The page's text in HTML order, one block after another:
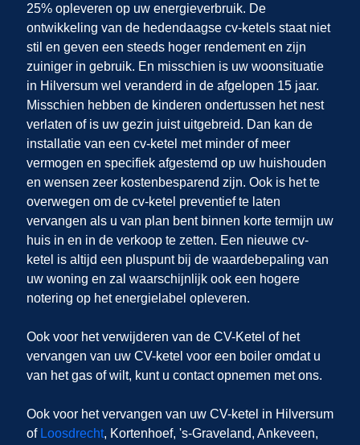
25% opleveren op uw energieverbruik. De
ontwikkeling van de hedendaagse cv-ketels staat niet
stil en geven een steeds hoger rendement en zijn
zuiniger in gebruik. En misschien is uw woonsituatie
in Hilversum wel veranderd in de afgelopen 15 jaar.
Misschien hebben de kinderen ondertussen het nest
verlaten of is uw gezin juist uitgebreid. Dan kan de
installatie van een cv-ketel met minder of meer
vermogen en specifiek afgestemd op uw huishouden
en wensen zeer kostenbesparend zijn. Ook is het te
overwegen om de cv-ketel preventief te laten
vervangen als u van plan bent binnen korte termijn uw
huis in en in de verkoop te zetten. Een nieuwe cv-
ketel is altijd een pluspunt bij de waardebepaling van
uw woning en zal waarschijnlijk ook een hogere
notering op het energielabel opleveren.
Ook voor het verwijderen van de CV-Ketel of het
vervangen van uw CV-ketel voor een boiler omdat u
van het gas of wilt, kunt u contact opnemen met ons.
Ook voor het vervangen van uw CV-ketel in Hilversum
of Loosdrecht, Kortenhoef, 's-Graveland, Ankeveen,